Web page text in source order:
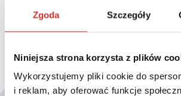
Zgoda Szczegóły
Niniejsza strona korzysta z plików
Wykorzystujemy pliki cookie do
i reklam, aby oferować funkcje
Uniwersytecie Warszawskim, popularyzator
Przewodniczący Komitetu Głównego
Akredytacyjnej.